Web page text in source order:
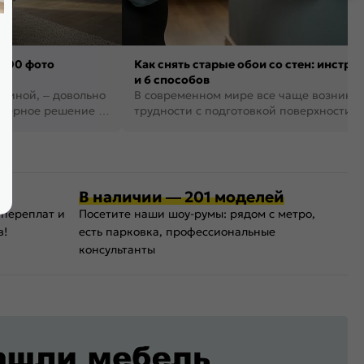
фото
– довольно
решение в
Как снять старые обои со стен:
и 6 способов
В современном мире все чаще
трудности с подготовкой поверхности
и
В наличии — 201 моделей
Посетите наши шоу-румы: рядом с метро,
есть парковка, профессиональные
консультанты